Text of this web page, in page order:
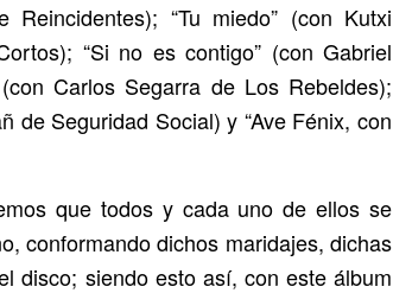
“Tu miedo” (con Kutxi
“Si no es contigo” (con Gabriel
Carlos Segarra de Los Rebeldes);
de Seguridad Social) y “Ave Fénix, con
que todos y cada uno de ellos se
conformando dichos maridajes, dichas
disco; siendo esto así, con este álbum